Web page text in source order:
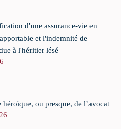
d'une assurance-vie en
et l'indemnité de
à l'héritier lésé
héroïque, ou presque, de l’avocat